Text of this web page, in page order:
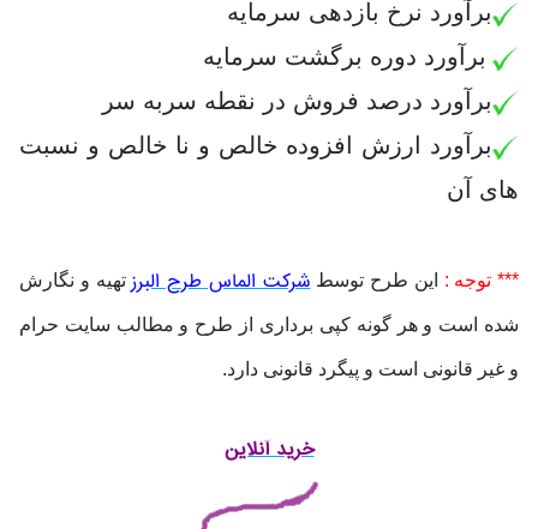
برآورد نرخ بازدهی سرمایه
برآورد دوره برگشت سرمایه
برآورد درصد فروش در نقطه سربه سر
برآورد
ارزش افزوده خالص و نا خالص و نسبت
های آن
*** توجه : این طرح توسط شرکت الماس طرح البرز تهیه و نگارش
شده است و هر گونه کپی برداری از طرح و مطالب سایت حرام
و غیر قانونی است و پیگرد قانونی دارد.
خرید آنلاین